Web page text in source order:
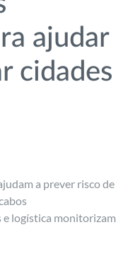
ajudar
cidades
a prever risco de
e logística monitorizam